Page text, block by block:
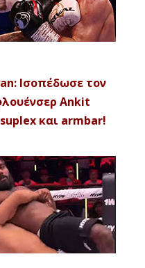
Ισοπέδωσε τον
Ankit
και armbar!